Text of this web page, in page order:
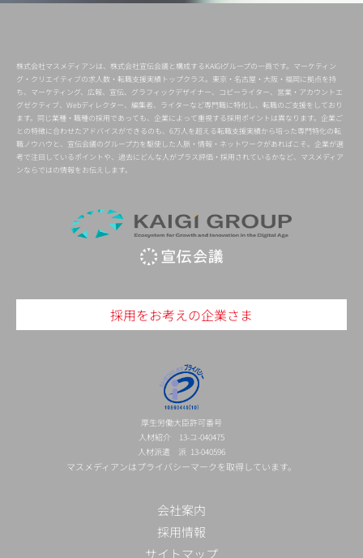
株式会社マスメディアンは、株式会社宣伝会議と構成するKAIGIグループの一員です。マーケティン
グ・クリエイティブの求人数・転職支援実績トップクラス。東京・名古屋・大阪・福岡に拠点を持
ち、マーケティング、広報、宣伝、グラフィックデザイナー、コピーライター、営業・アカウントエ
グゼクティブ、Webディレクター、編集者、ライターなど専門職に特化し、転職のご支援をしており
ます。同じ業種・職種の採用であっても、企業によって重視する採用ポイントは異なります。企業ご
との特徴に合わせたアドバイスができるのも、6万人を超える転職支援実績から培った専門特化の転
職ノウハウと、宣伝会議のグループ力を駆使した人脈・情報・ネットワークがあればこそ。企業が選
考で注目しているポイントや、過去にどんな人がプラス評価・採用されているかなど、マスメディア
ンならではの情報をお伝えします。
採用をお考えの企業さま
厚生労働大臣許可番号
人材紹介 13-ユ-040475
人材派遣 派 13-040596
マスメディアンはプライバシーマークを取得しています。
会社案内
採用情報
サイトマップ